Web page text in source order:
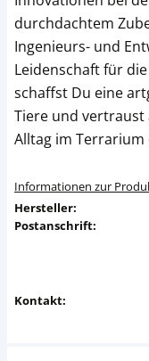
durchdachtem
Ingenieurs- und
Leidenschaft für
schaffst Du eine
Tiere und vertraust
Alltag im
Informationen zur
Hersteller:
Postanschrift:
Kontakt: